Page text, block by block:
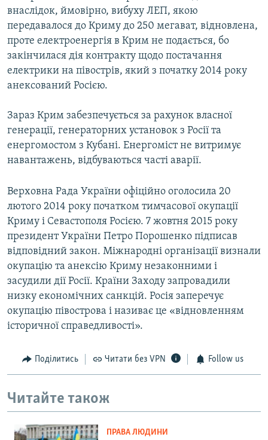
внаслідок, ймовірно, вибуху ЛЕП, якою
передавалося до Криму до 250 мегават, відновлена,
проте електроенергія в Крим не подається, бо
закінчилася дія контракту щодо постачання
електрики на півострів, який з початку 2014 року
анексований Росією.
Зараз Крим забезпечується за рахунок власної
генерації, генераторних установок з Росії та
енергомостом з Кубані. Енергоміст не витримує
навантажень, відбуваються часті аварії.
Верховна Рада України офіційно оголосила 20
лютого 2014 року початком тимчасової окупації
Криму і Севастополя Росією. 7 жовтня 2015 року
президент України Петро Порошенко підписав
відповідний закон. Міжнародні організації визнали
окупацію та анексію Криму незаконними і
засудили дії Росії. Країни Заходу запровадили
низку економічних санкцій. Росія заперечує
окупацію півострова і називає це «відновленням
історичної справедливості».
Поділитись Читати без VPN Follow us
Читайте також
ПРАВА ЛЮДИНИ